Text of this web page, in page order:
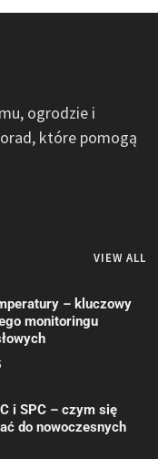
ogrodzie i
które pomogą
VIEW ALL
– kluczowy
monitoringu
i SPC – czym się
do nowoczesnych